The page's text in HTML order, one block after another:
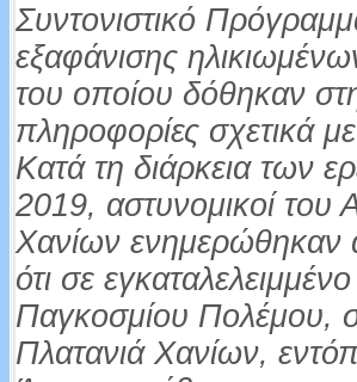
Συντονιστικό
εξαφάνισης
του οποίου δόθηκαν
πληροφορίες σχετικά
Κατά τη διάρκεια των
2019, αστυνομικοί του
Χανίων ενημερώθηκαν
ότι σε
Παγκοσμίου Πολέμου,
Πλατανιά Χανίων,